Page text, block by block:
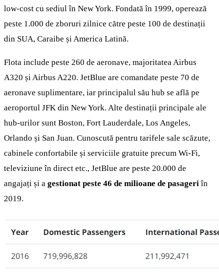
low-cost cu sediul în New York. Fondată în 1999, operează
peste 1.000 de zboruri zilnice către peste 100 de destinații
din SUA, Caraibe și America Latină.
Flota include peste 260 de aeronave, majoritatea Airbus
A320 și Airbus A220. JetBlue are comandate peste 70 de
aeronave suplimentare, iar principalul său hub se află pe
aeroportul JFK din New York. Alte destinații principale ale
hub-urilor sunt Boston, Fort Lauderdale, Los Angeles,
Orlando și San Juan. Cunoscută pentru tarifele sale scăzute,
cabinele confortabile și serviciile gratuite precum Wi-Fi,
televiziune în direct etc., JetBlue are peste 20.000 de
angajați și a gestionat peste 46 de milioane de pasageri în
2019.